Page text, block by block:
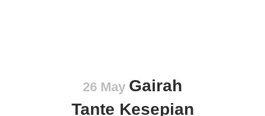
26 May Gairah
Tante Kesepian